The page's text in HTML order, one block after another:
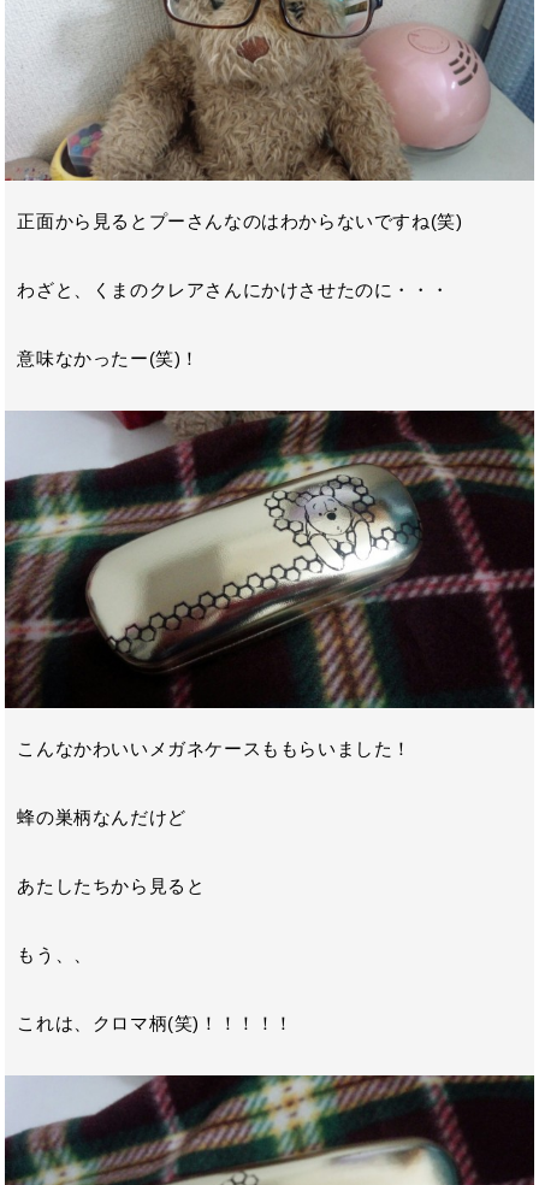
正面から見るとプーさんなのはわからないですね(笑)
わざと、くまのクレアさんにかけさせたのに・・・
意味なかったー(笑)！
こんなかわいいメガネケースももらいました！
蜂の巣柄なんだけど
あたしたちから見ると
もう、、
これは、クロマ柄(笑)！！！！！